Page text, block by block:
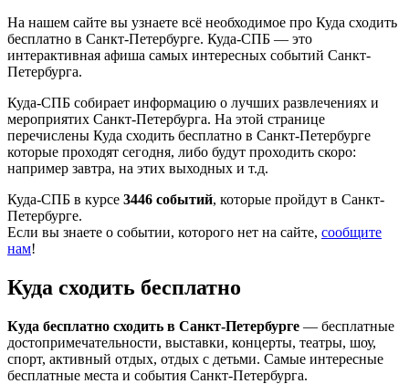
На нашем сайте вы узнаете всё необходимое про Куда сходить
бесплатно в Санкт-Петербурге. Куда-СПБ — это
интерактивная афиша самых интересных событий Санкт-
Петербурга.
Куда-СПБ собирает информацию о лучших развлечениях и
мероприятих Санкт-Петербурга. На этой странице
перечислены Куда сходить бесплатно в Санкт-Петербурге
которые проходят сегодня, либо будут проходить скоро:
например завтра, на этих выходных и т.д.
Куда-СПБ в курсе 3446 событий, которые пройдут в Санкт-
Петербурге.
Если вы знаете о событии, которого нет на сайте, сообщите
нам!
Куда сходить бесплатно
Куда бесплатно сходить в Санкт-Петербурге — бесплатные
достопримечательности, выставки, концерты, театры, шоу,
спорт, активный отдых, отдых с детьми. Самые интересные
бесплатные места и события Санкт-Петербурга.